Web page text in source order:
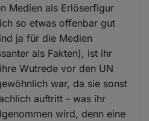
Medien als Erlöserfigur
so etwas offenbar gut
ja für die Medien
als Fakten), ist ihr
Wutrede vor den UN
war, da sie sonst
auftritt - was ihr
wird, denn eine